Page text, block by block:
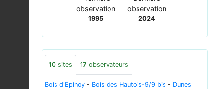
observation
1995
observation
2024
10 sites 17 observateurs
Bois d'Epinoy - Bois des Hautois-9/9 bis - Dunes